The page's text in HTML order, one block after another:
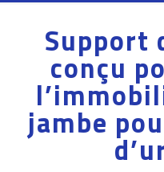
Support
conçu
jambe